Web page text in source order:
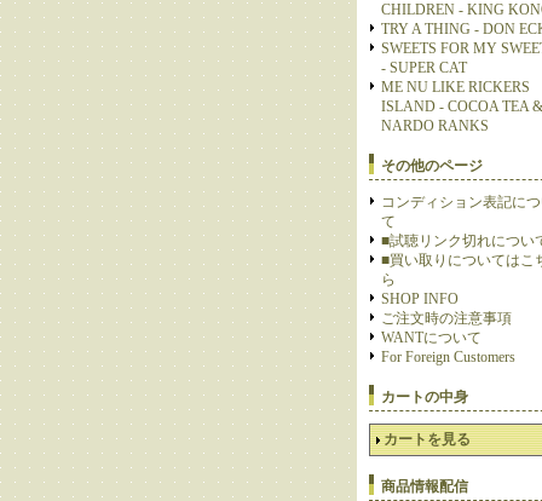
CHILDREN - KING
TRY A THING - DON
SWEETS FOR MY
- SUPER CAT
ME NU LIKE RICKERS
ISLAND - COCOA TEA &
NARDO RANKS
その他のページ
コンディション表記に
て
■試聴リンク切れについ
■買い取りについてはこ
ら
SHOP INFO
ご注文時の注意事項
WANTについて
For Foreign Customers
カートの中身
カートを見る
商品情報配信